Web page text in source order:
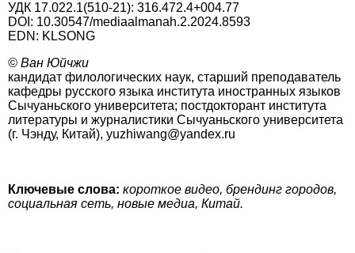
УДК 17.022.1(510-21): 316.472.4+004.77
DOI: 10.30547/mediaalmanah.2.2024.8593
EDN: KLSONG
© Ван Юйчжи
кандидат филологических наук, старший преподаватель
кафедры русского языка института иностранных языков
Сычуаньского университета; постдокторант института
литературы и журналистики Сычуаньского университета
(г. Чэнду, Китай), yuzhiwang@yandex.ru
Ключевые слова: короткое видео, брендинг городов,
социальная сеть, новые медиа, Китай.